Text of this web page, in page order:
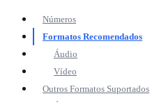
Números
Formatos Recomendados
Áudio
Vídeo
Outros Formatos Suportados